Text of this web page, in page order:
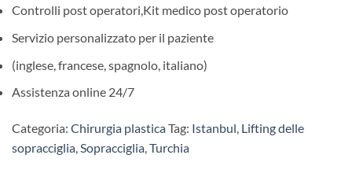
Controlli post operatori,Kit medico post operatorio
Servizio personalizzato per il paziente
(inglese, francese, spagnolo, italiano)
Assistenza online 24/7
Categoria: Chirurgia plasticaTag: Istanbul, Lifting delle
sopracciglia,Sopracciglia,Turchia